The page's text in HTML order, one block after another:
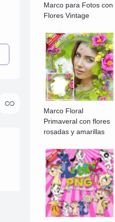
Marco para Fotos con
Flores Vintage
Marco Floral
Primaveral con flores
rosadas y amarillas